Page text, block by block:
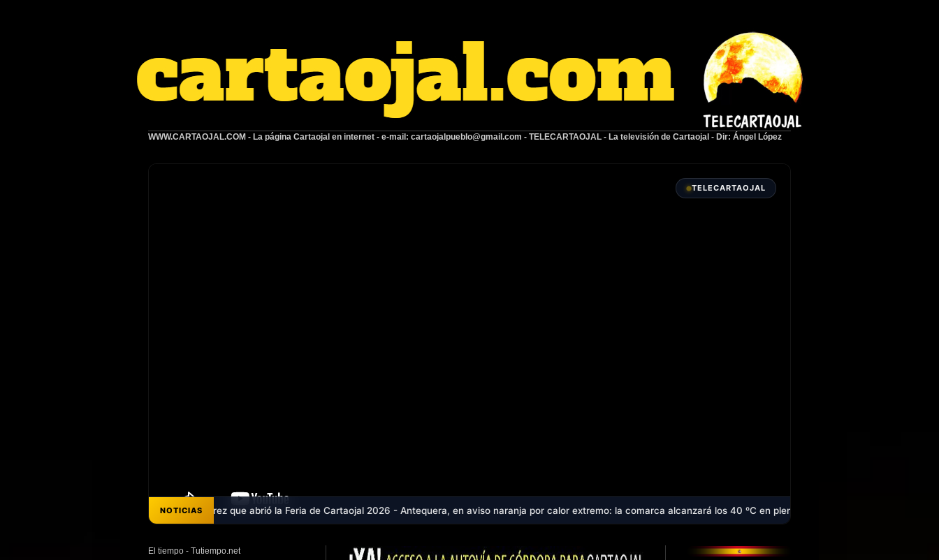
WWW.CARTAOJAL.COM - La página Cartaojal en internet - e-mail: cartaojalpueblo@gmail.com - TELECARTAOJAL - La televisión de Cartaojal - Dir: Ángel López
TELECARTAOJAL
NOTICIAS
de Ana Belén Pérez que abrió la Feria de Cartaojal 2026 - Antequera, en aviso naranja por calor extremo: la comarca alcanzará los 40 ºC en plena ola de calor que afecta a casi toda España -
El tiempo - Tutiempo.net